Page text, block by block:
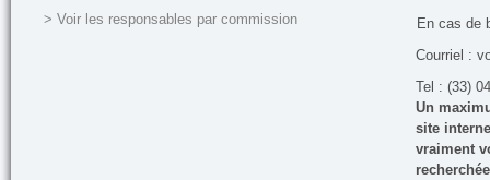
> Voir les responsables par commission
En cas de
Courriel :
Tel : (33)
Un
site
vraiment